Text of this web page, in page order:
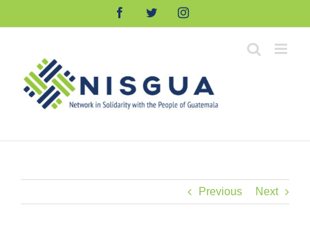
FacebookTwitterInstagram
Previous Next